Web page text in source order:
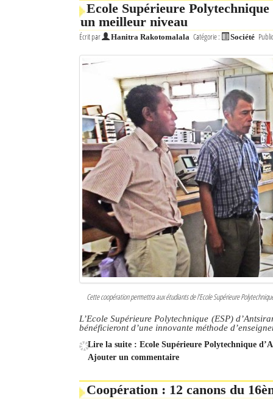
Connexion
Identifiant oublié ?
Mot de passe oublié ?
Ecole Supérieure
un meilleur niveau
Écrit par Hanitra Rakotomalala Catégorie : Société
Cette coopération permettra aux étudiants de l’Ecole Supérieure
L’Ecole Supérieure Polytechnique (ESP)
bénéficieront d’une innovante méthode
Lire la suite : Ecole Supérieure Polytechnique
Ajouter un commentaire
Coopération : 12 canons du